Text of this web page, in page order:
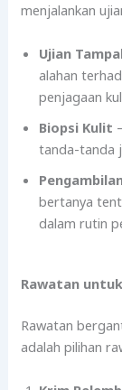
menjalankan
Ujian
alahan
penjagaan
Biopsi Kulit
tanda-tanda
bertanya
dalam rutin
Rawatan
Rawatan
adalah pilihan